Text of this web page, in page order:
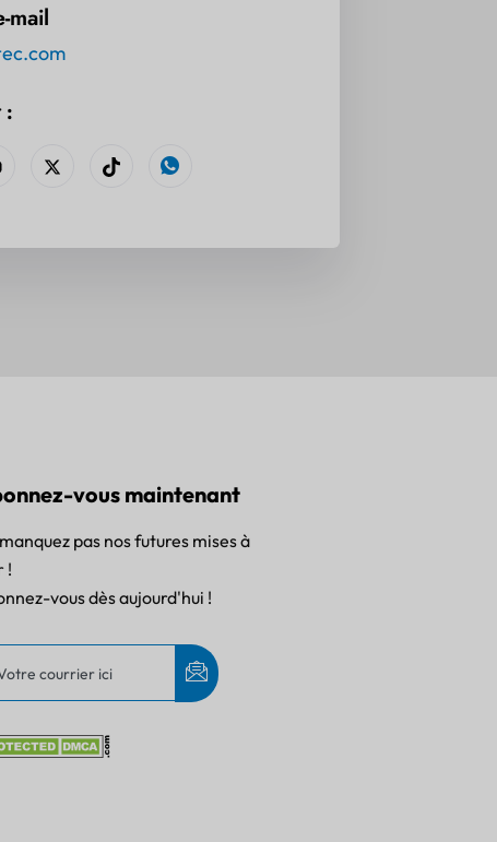
mail
:
vous maintenant
pas nos futures mises à
!
vous dès aujourd'hui !